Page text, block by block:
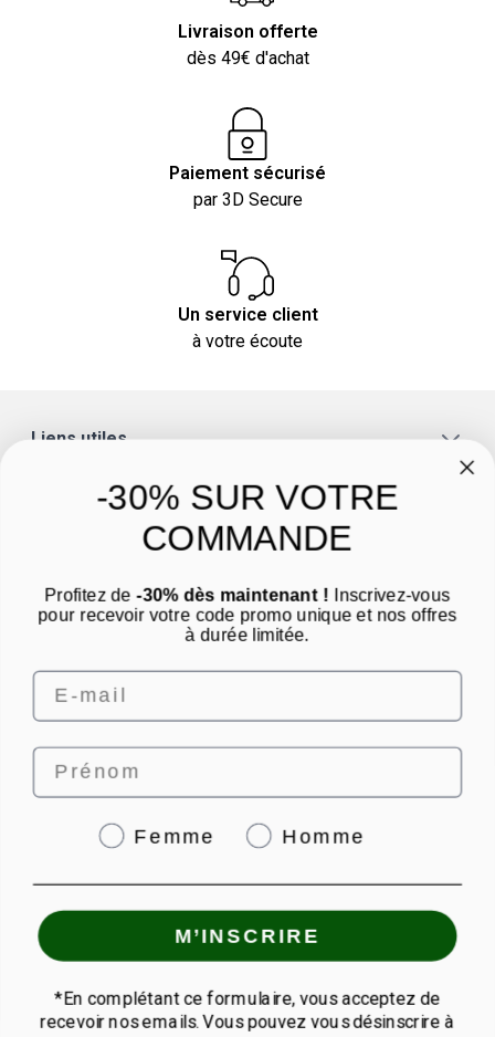
Livraison offerte
dès 49€ d'achat
Paiement sécurisé
par 3D Secure
Un service client
à votre écoute
Liens utiles
Nous contacter par email
© PUNCH POWER 2026 | Paiement sécurisé | *Norme AFNOR NF EN 17444. Voir
fiche produit.
granions.fr|eafit.com
-30% SUR VOTRE
COMMANDE
Profitez de -30% dès maintenant ! Inscrivez-vous
pour recevoir votre code promo unique et nos offres
à durée limitée.
Email
Prénom
GenreFemme Homme
M’INSCRIRE
*En complétant ce formulaire, vous acceptez de
recevoir nos emails. Vous pouvez vous désinscrire à